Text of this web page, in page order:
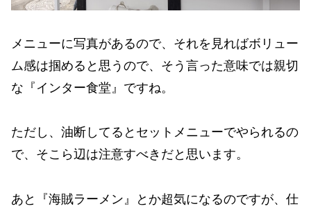
メニューに写真があるので、それを見ればボリュー
ム感は掴めると思うので、そう言った意味では親切
な『インター食堂』ですね。
ただし、油断してるとセットメニューでやられるの
で、そこら辺は注意すべきだと思います。
あと『海賊ラーメン』とか超気になるのですが、仕